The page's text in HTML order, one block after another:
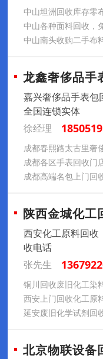
中山坦洲回收库存零
中山各种面料回收，
中山南头收购二手布
龙鑫奢侈品手
嘉兴奢侈品手表包
全国连锁实体
徐经理
陕西金城化工
西安化工原料回收
收电话
张先生
铜川回收废旧化工染
西安上门回收化工原
延安废旧化学试剂回
北京物联设备